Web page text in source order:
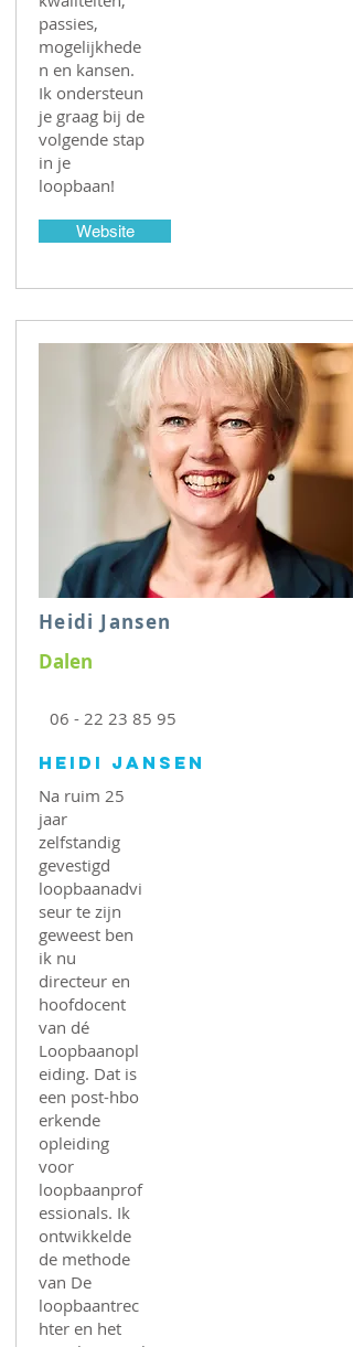
passies,
mogelijkhede
n en kansen.
Ik ondersteun
je graag bij de
volgende stap
in je
loopbaan!
Website
Heidi Jansen
Dalen
06 - 22 23 85 95
Heidi Jansen
Na ruim 25
jaar
zelfstandig
gevestigd
loopbaanadvi
seur te zijn
geweest ben
ik nu
directeur en
hoofdocent
van dé
Loopbaanopl
eiding. Dat is
een post-hbo
erkende
opleiding
voor
loopbaanprof
essionals. Ik
ontwikkelde
de methode
van De
loopbaantrec
hter en het